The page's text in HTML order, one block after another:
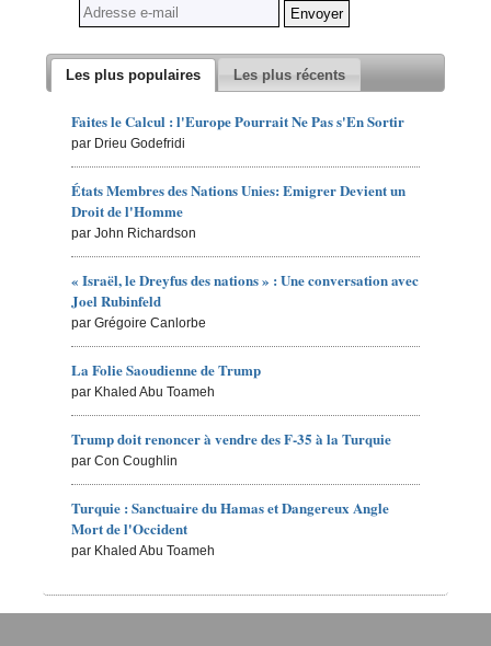
Les plus populaires Les plus récents
Faites le Calcul : l'Europe Pourrait Ne Pas s'En Sortir
par Drieu Godefridi
États Membres des Nations Unies: Emigrer Devient un
Droit de l'Homme
par John Richardson
« Israël, le Dreyfus des nations » : Une conversation avec
Joel Rubinfeld
par Grégoire Canlorbe
La Folie Saoudienne de Trump
par Khaled Abu Toameh
Trump doit renoncer à vendre des F-35 à la Turquie
par Con Coughlin
Turquie : Sanctuaire du Hamas et Dangereux Angle
Mort de l'Occident
par Khaled Abu Toameh